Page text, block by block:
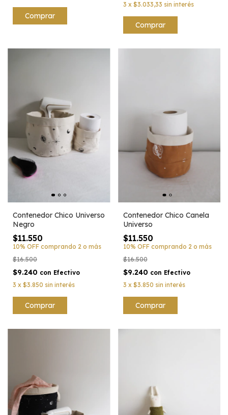
Comprar
3 x $3.033,33 sin interés
Contenedor Chico Universo
Negro
$11.550
10% OFF comprando 2 o más
$16.500
$9.240 con Efectivo
3 x $3.850 sin interés
Contenedor Chico Canela
Universo
$11.550
10% OFF comprando 2 o más
$16.500
$9.240 con Efectivo
3 x $3.850 sin interés